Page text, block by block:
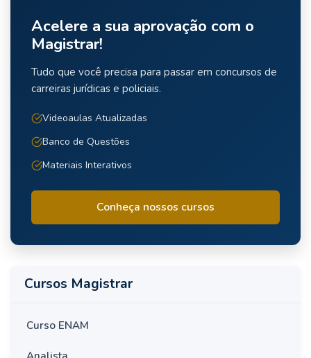
Acelere a sua aprovação com o
Magistrar!
Tudo que você precisa para passar em concursos de
carreiras jurídicas e policiais.
Videoaulas Atualizadas
Banco de Questões
Materiais Interativos
Conheça nossos cursos
Cursos Magistrar
Curso ENAM